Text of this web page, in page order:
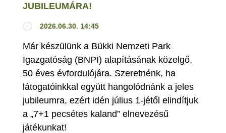
JUBILEUMÁRA!
2026.06.30. 14:45
Már készülünk a Bükki Nemzeti Park
Igazgatóság (BNPI) alapításának közelgő,
50 éves évfordulójára. Szeretnénk, ha
látogatóinkkal együtt hangolódnánk a jeles
jubileumra, ezért idén július 1-jétől elindítjuk
a „7+1 pecsétes kaland” elnevezésű
játékunkat!